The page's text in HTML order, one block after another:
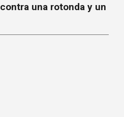
una rotonda y un